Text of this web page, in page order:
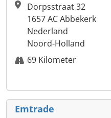
Dorpsstraat 32
1657 AC Abbekerk
Nederland
Noord-Holland
69 Kilometer
Emtrade